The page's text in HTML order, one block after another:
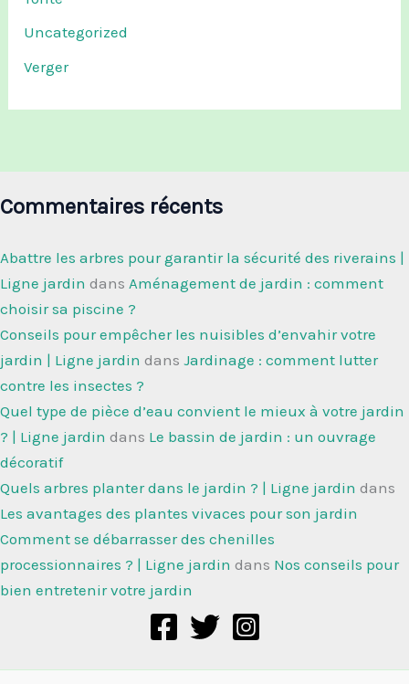
Uncategorized
Verger
Commentaires récents
Abattre les arbres pour garantir la sécurité des riverains |
Ligne jardin dans Aménagement de jardin : comment
choisir sa piscine ?
Conseils pour empêcher les nuisibles d’envahir votre
jardin | Ligne jardin dans Jardinage : comment lutter
contre les insectes ?
Quel type de pièce d’eau convient le mieux à votre jardin
? | Ligne jardin dans Le bassin de jardin : un ouvrage
décoratif
Quels arbres planter dans le jardin ? | Ligne jardin dans
Les avantages des plantes vivaces pour son jardin
Comment se débarrasser des chenilles
processionnaires ? | Ligne jardin dans Nos conseils pour
bien entretenir votre jardin